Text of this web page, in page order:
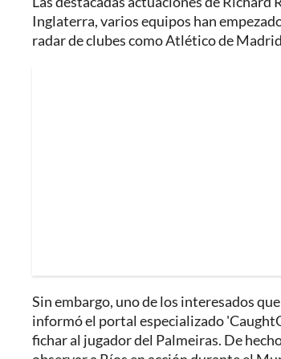
Inglaterra, varios equipos han
radar de clubes como Atlético de
Sin embargo, uno de los interesados
informó el portal especializado
fichar al jugador del Palmeiras. De